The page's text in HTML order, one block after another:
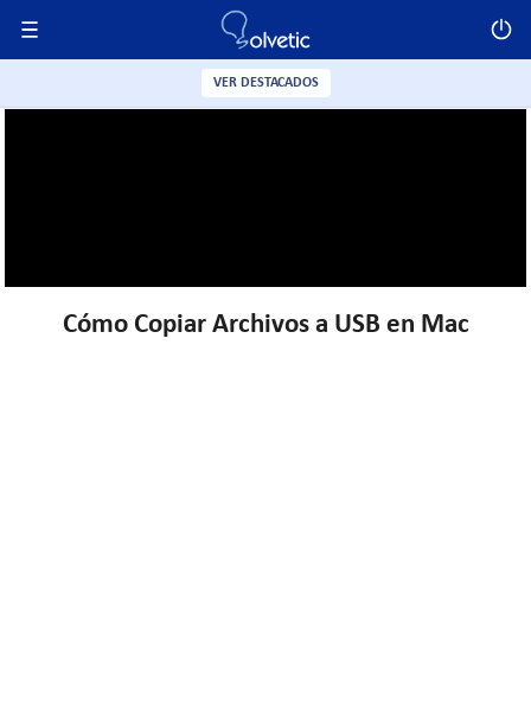
Cómo Copiar Archivos a USB en Mac
VER DESTACADOS